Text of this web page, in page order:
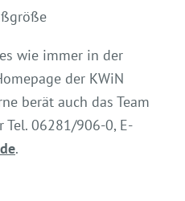
wie immer in der
der KWiN
berät auch das Team
Tel. 06281/906-0, E-
.